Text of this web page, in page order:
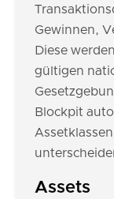
Gewinnen,
Diese
gültigen
Blockpit
Assets